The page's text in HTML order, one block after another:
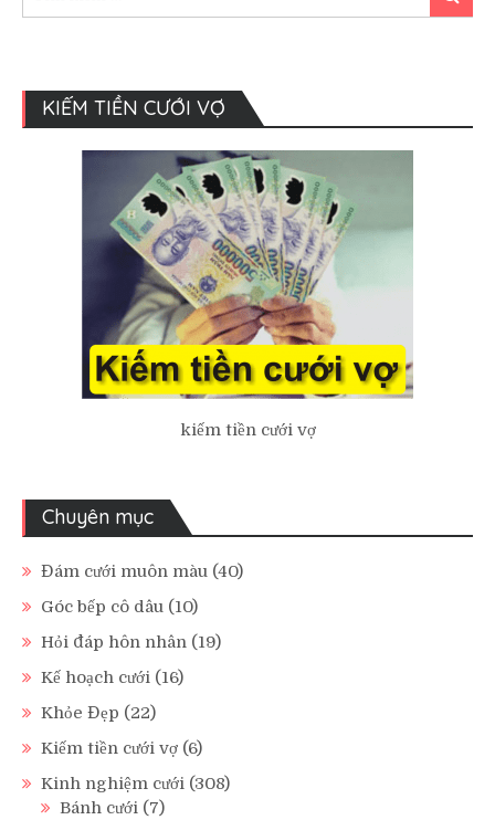
kiếm:
kiếm
KIẾM TIỀN CƯỚI VỢ
kiếm tiền cưới vợ
Chuyên mục
Đám cưới muôn màu (40)
Góc bếp cô dâu (10)
Hỏi đáp hôn nhân (19)
Kế hoạch cưới (16)
Khỏe Đẹp (22)
Kiếm tiền cưới vợ (6)
Kinh nghiệm cưới (308)
Bánh cưới (7)